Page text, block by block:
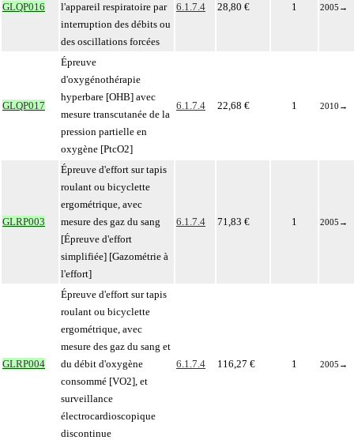
GLQP016
l'appareil respiratoire par
interruption des débits ou
des oscillations forcées
6.1.7.4 28,80 € 1 2005 →
GLQP017
Épreuve
d'oxygénothérapie
hyperbare [OHB] avec
mesure transcutanée de la
pression partielle en
oxygène [PtcO2]
6.1.7.4 22,68 € 1 2010 →
GLRP003
Épreuve d'effort sur tapis
roulant ou bicyclette
ergométrique, avec
mesure des gaz du sang
[Épreuve d'effort
simplifiée] [Gazométrie à
l'effort]
6.1.7.4 71,83 € 1 2005 →
GLRP004
Épreuve d'effort sur tapis
roulant ou bicyclette
ergométrique, avec
mesure des gaz du sang et
du débit d'oxygène
consommé [VO2], et
surveillance
électrocardioscopique
discontinue
6.1.7.4 116,27 € 1 2005 →